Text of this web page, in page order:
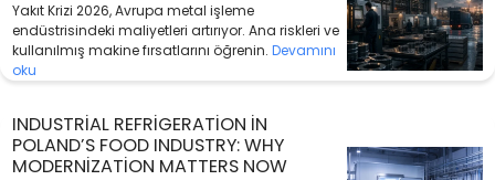
Yakıt Krizi 2026, Avrupa metal işleme
endüstrisindeki maliyetleri artırıyor. Ana riskleri ve
kullanılmış makine fırsatlarını öğrenin. Devamını
oku
INDUSTRIAL REFRIGERATION IN
POLAND’S FOOD INDUSTRY: WHY
MODERNIZATION MATTERS NOW